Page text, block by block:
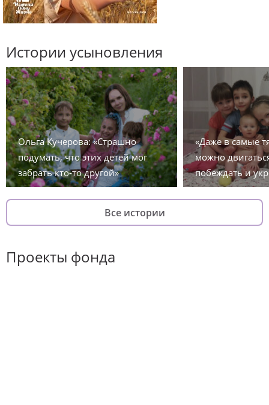
Истории усыновления
Ольга Кучерова: «Страшно
подумать, что этих детей мог
забрать кто-то другой»
«Даже в самые
можно
побеждать и
Все истории
Проекты фонда